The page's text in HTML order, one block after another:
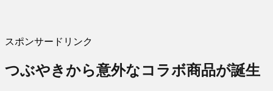
スポンサードリンク
つぶやきから意外なコラボ商品が誕生